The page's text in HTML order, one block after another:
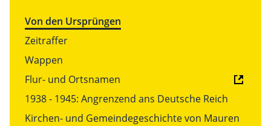
Von den Ursprüngen
Zeitraffer
Wappen
Flur- und Ortsnamen
1938 - 1945: Angrenzend ans Deutsche Reich
Kirchen- und Gemeindegeschichte von Mauren